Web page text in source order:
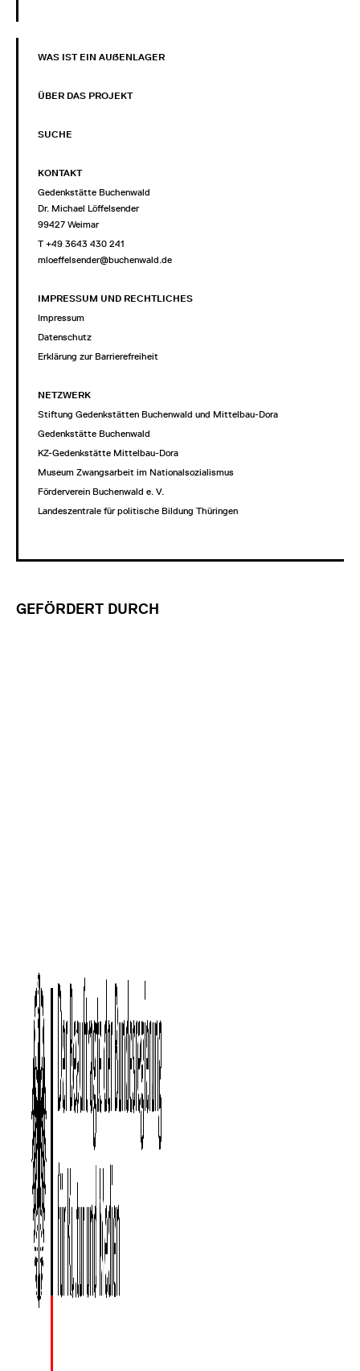
WAS IST EIN AUẞENLAGER
ÜBER DAS PROJEKT
SUCHE
KONTAKT
Gedenkstätte Buchenwald
Dr. Michael Löffelsender
99427 Weimar
T +49 3643 430 241
mloeffelsender@buchenwald.de
IMPRESSUM UND RECHTLICHES
Impressum
Datenschutz
Erklärung zur Barrierefreiheit
NETZWERK
Stiftung Gedenkstätten Buchenwald und Mittelbau-Dora
Gedenkstätte Buchenwald
KZ-Gedenkstätte Mittelbau-Dora
Museum Zwangsarbeit im Nationalsozialismus
Förderverein Buchenwald e. V.
Landeszentrale für politische Bildung Thüringen
GEFÖRDERT DURCH